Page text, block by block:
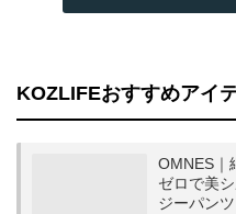
KOZLIFEおすすめアイ
OMNES｜
ゼロで美
ジーパンツ